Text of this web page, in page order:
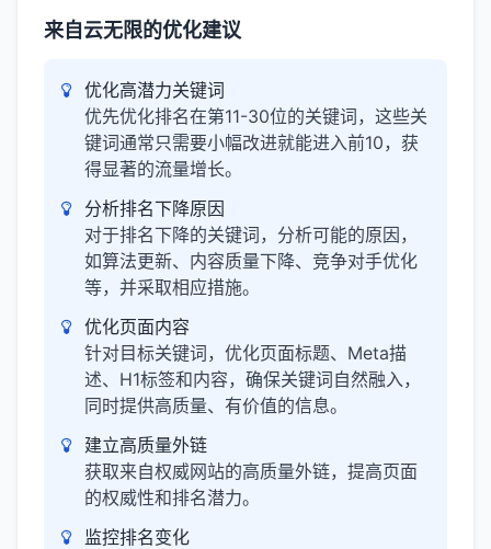
来自云无限的优化建议
优化高潜力关键词
优先优化排名在第11-30位的关键词，这些关
键词通常只需要小幅改进就能进入前10，获
得显著的流量增长。
分析排名下降原因
对于排名下降的关键词，分析可能的原因，
如算法更新、内容质量下降、竞争对手优化
等，并采取相应措施。
优化页面内容
针对目标关键词，优化页面标题、Meta描
述、H1标签和内容，确保关键词自然融入，
同时提供高质量、有价值的信息。
建立高质量外链
获取来自权威网站的高质量外链，提高页面
的权威性和排名潜力。
监控排名变化